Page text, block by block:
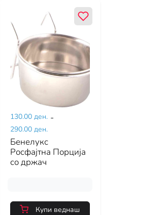
130.00 ден. -
290.00 ден.
Бенелукс
Росфајтна Порција
со држач
Купи веднаш